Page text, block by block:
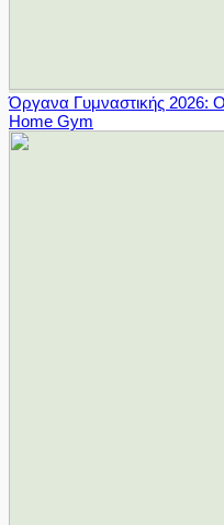
Όργανα Γυμναστικής 2026:
Home Gym